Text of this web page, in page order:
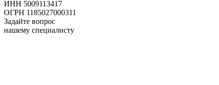
ИНН 5009113417
ОГРН 1185027000311
Задайте вопрос
нашему специалисту